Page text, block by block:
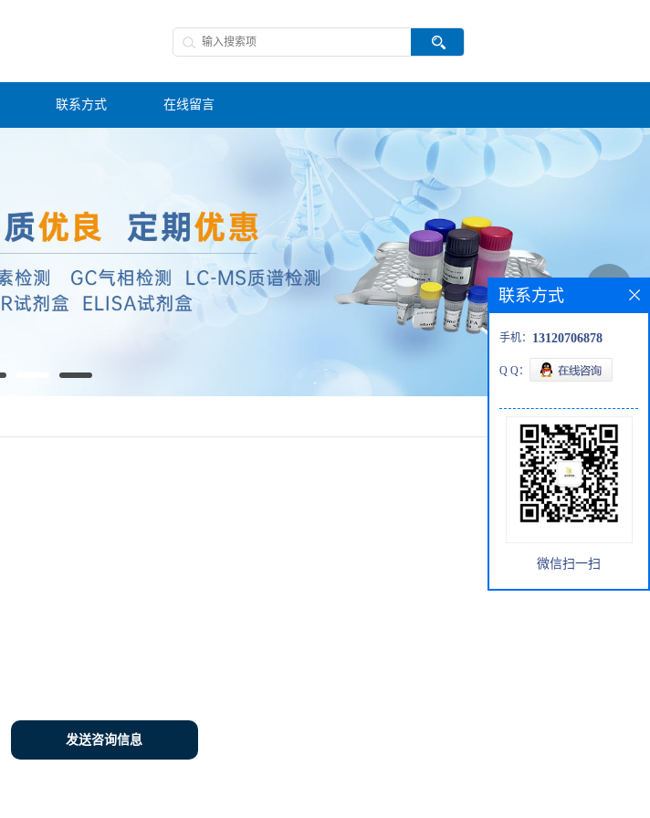
联系方式 在线留言
发送咨询信息
联系方式
手机： 13120706878
Q Q：
微信扫一扫